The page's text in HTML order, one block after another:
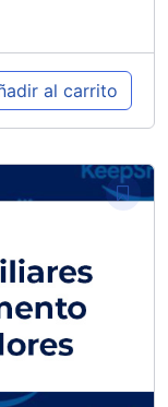
al carrito